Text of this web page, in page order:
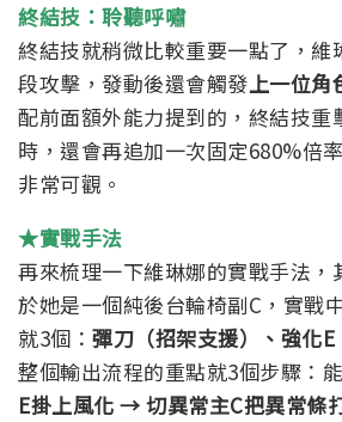
終結技：聆聽呼嘯
終結技就稍微比較重要一點了，維
段攻擊，發動後還會觸發上一位角
配前面額外能力提到的，終結技重
時，還會再追加一次固定680%倍
非常可觀。
★實戰手法
再來梳理一下維琳娜的實戰手法，
於她是一個純後台輪椅副C，實戰
就3個： 彈刀（招架支援）、強化E
整個輸出流程的重點就3個步驟：
E掛上風化 → 切異常主C把異常條